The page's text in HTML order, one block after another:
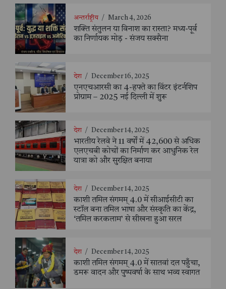
अन्तर्राष्ट्रीय / March 4, 2026
शक्ति संतुलन या विनाश का रास्ता? मध्य-पूर्व
का निर्णायक मोड़ - संजय सक्सैना
देश / December 16, 2025
एनएचआरसी का 4-हफ्ते का विंटर इंटर्नशिप
प्रोग्राम – 2025 नई दिल्ली में शुरू
देश / December 14, 2025
भारतीय रेलवे ने 11 वर्षों में 42,600 से अधिक
एलएचबी कोचों का निर्माण कर आधुनिक रेल
यात्रा को और सुरक्षित बनाया
देश / December 14, 2025
काशी तमिल संगमम् 4.0 में सीआईसीटी का
स्टॉल बना तमिल भाषा और संस्कृति का केंद्र,
‘तमिल करकलाम’ से सीखना हुआ सरल
देश / December 14, 2025
काशी तमिल संगमम् 4.0 में सातवां दल पहुँचा,
डमरू वादन और पुष्पवर्षा के साथ भव्य स्वागत